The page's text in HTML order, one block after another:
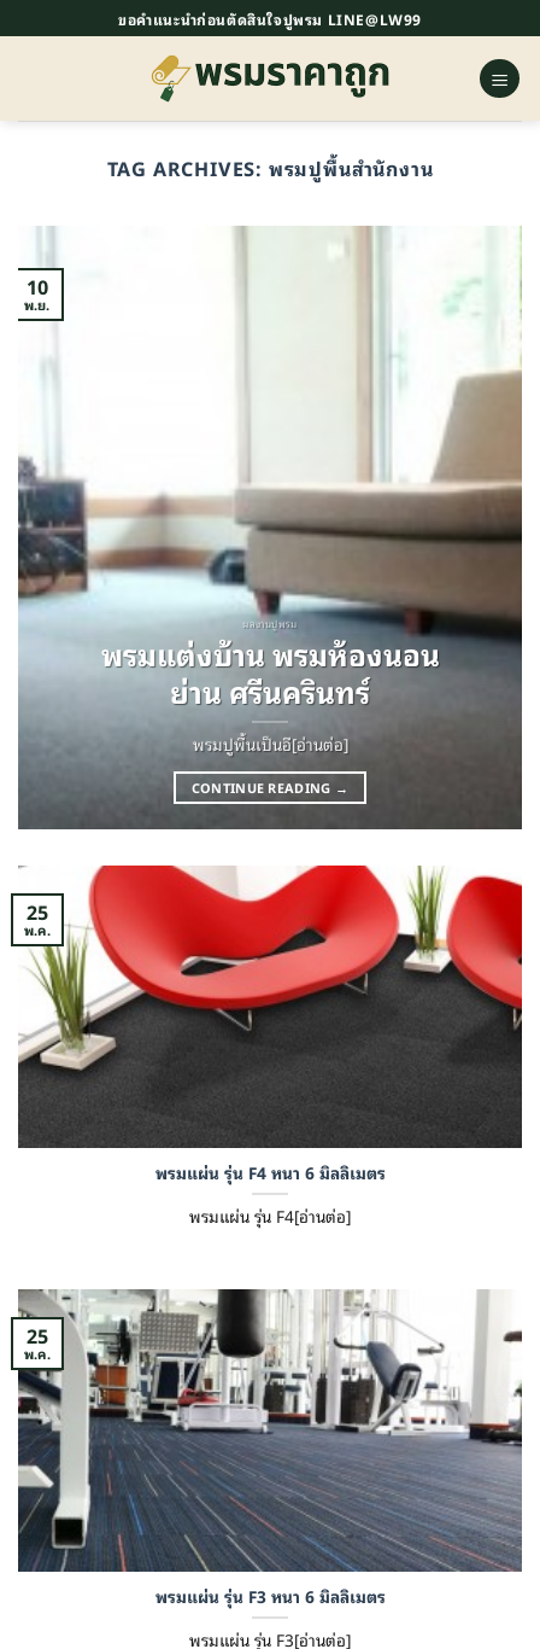
ไป
ขอคำแนะนำก่อนตัดสินใจปูพรม LINE@LW99
TAG ARCHIVES: พรมปูพื้นสำนักงาน
ผลงานปูพรม
พรมแต่งบ้าน พรมห้องนอน
ย่าน ศรีนครินทร์
พรมปูพื้นเป็นอี[อ่านต่อ]
CONTINUE READING →
10
พ.ย.
พรมแผ่น รุ่น F4 หนา 6 มิลลิเมตร
พรมแผ่น รุ่น F4[อ่านต่อ]
25
พ.ค.
พรมแผ่น รุ่น F3 หนา 6 มิลลิเมตร
พรมแผ่น รุ่น F3[อ่านต่อ]
25
พ.ค.